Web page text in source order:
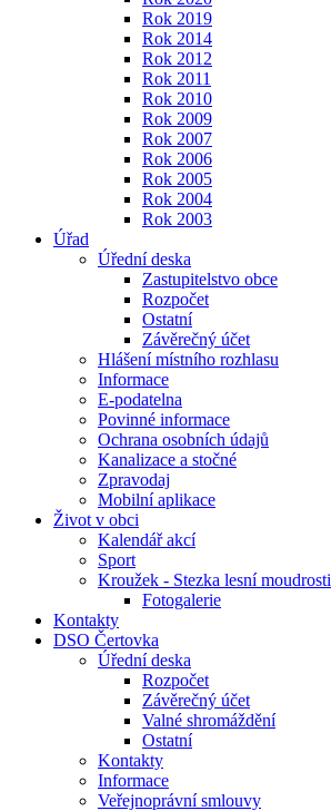
Rok 2019
Rok 2014
Rok 2012
Rok 2011
Rok 2010
Rok 2009
Rok 2007
Rok 2006
Rok 2005
Rok 2004
Rok 2003
Úřad
Úřední deska
Zastupitelstvo obce
Rozpočet
Ostatní
Závěrečný účet
Hlášení místního rozhlasu
Informace
E-podatelna
Povinné informace
Ochrana osobních údajů
Kanalizace a stočné
Zpravodaj
Mobilní aplikace
Život v obci
Kalendář akcí
Sport
Kroužek - Stezka lesní moudrosti
Fotogalerie
Kontakty
DSO Čertovka
Úřední deska
Rozpočet
Závěrečný účet
Valné shromáždění
Ostatní
Kontakty
Informace
Veřejnoprávní smlouvy